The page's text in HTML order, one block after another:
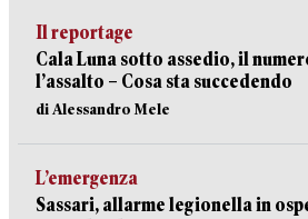
Il reportage
Cala Luna sotto assedio, il
l’assalto – Cosa sta succedendo
di Alessandro Mele
L’emergenza
Sassari, allarme legionella in